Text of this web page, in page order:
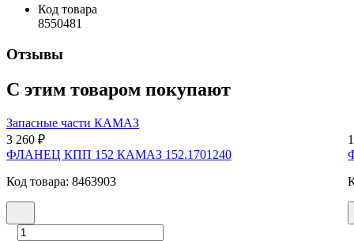
Код товара
8550481
Отзывы
С этим товаром покупают
Запасные части КАМАЗ
3 260 ₽
ФЛАНЕЦ КПП 152 КАМАЗ 152.1701240
Код товара: 8463903